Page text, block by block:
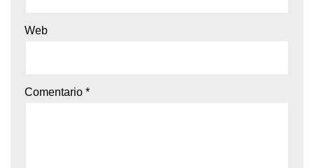
Web
Comentario *